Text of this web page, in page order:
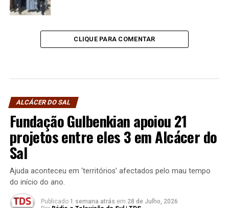
CLIQUE PARA COMENTAR
ALCÁCER DO SAL
Fundação Gulbenkian apoiou 21
projetos entre eles 3 em Alcácer do
Sal
Ajuda aconteceu em ‘territórios’ afectados pelo mau tempo
do início do ano.
Publicado 1 semana atrás em 28 de Julho, 2026